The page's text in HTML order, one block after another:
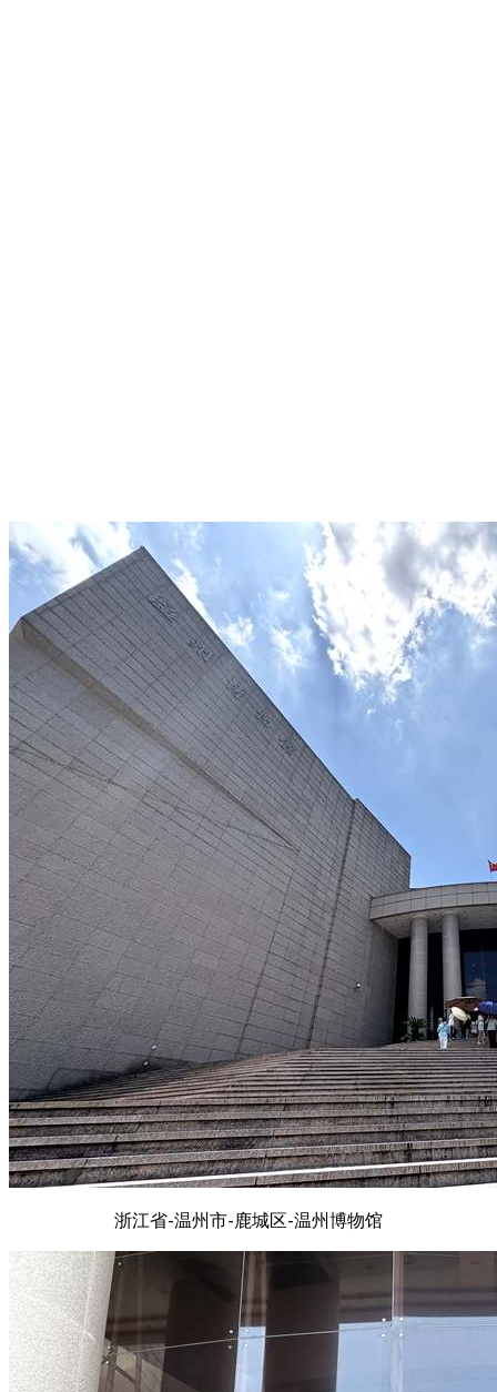
浙江省-温州市-鹿城区-温州博物馆